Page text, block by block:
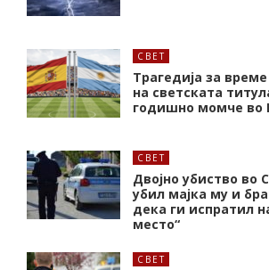
СВЕТ
Трагедија за
на светската
годишно момче во
СВЕТ
Двојно убиство во
убил мајка му и
дека ги испратил
место“
СВЕТ